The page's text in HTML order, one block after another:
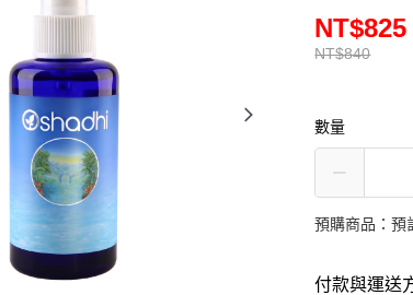
NT$840
NT$825
數量
預購商品：預
付款與運送